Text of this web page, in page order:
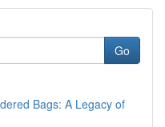
Go
Bags: A Legacy of